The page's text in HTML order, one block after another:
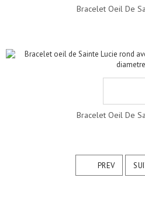
Bracelet Oeil De
Bracelet Oeil De
PREV